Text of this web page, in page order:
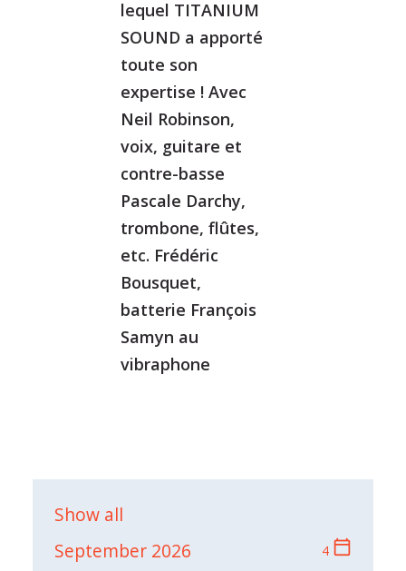
lequel TITANIUM
SOUND a apporté
toute son
expertise ! Avec
Neil Robinson,
voix, guitare et
contre-basse
Pascale Darchy,
trombone, flûtes,
etc. Frédéric
Bousquet,
batterie François
Samyn au
vibraphone
Show all
September 2026
4 calendar_today